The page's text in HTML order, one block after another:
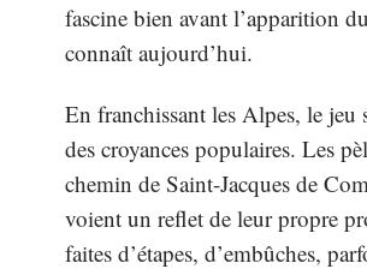
fascine bien avant l’apparition
connaît aujourd’hui.
En franchissant les Alpes, le jeu
des croyances populaires. Les
chemin de Saint-Jacques de
voient un reflet de leur propre
faites d’étapes, d’embûches,